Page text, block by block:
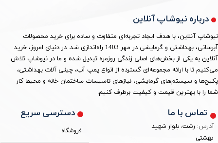
درباره نیوشاپ آنلاین
نیوشاپ آنلاین، با هدف ایجاد تجربه‌ای متفاوت و ساده برای خرید محصولات
آبرسانی، بهداشتی و گرمایشی در مهر 1403 راه‌اندازی شد. در دنیای امروز، خرید
آنلاین به یکی از بخش‌های اصلی زندگی روزمره تبدیل شده و ما در نیوشاپ تلاش
می‌کنیم تا با ارائه مجموعه‌ای گسترده از انواع پمپ آب، چینی آلات بهداشتی،
پکیج‌ها و سیستم‌های گرمایشی، نیازهای تاسیسات ساختمان خانه و محیط کار
شما را با بهترین قیمت و کیفیت برطرف کنیم.
دسترسی سریع
فروشگاه
تماس با ما
آدرس: رشت، بلوار شهید
بهشتی